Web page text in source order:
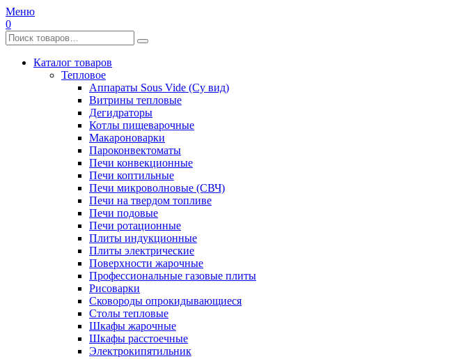
Меню
0
Каталог товаров
Тепловое
Аппараты Sous Vide (Су вид)
Витрины тепловые
Дегидраторы
Котлы пищеварочные
Макароноварки
Пароконвектоматы
Печи конвекционные
Печи коптильные
Печи микроволновые (СВЧ)
Печи на твердом топливе
Печи подовые
Печи ротационные
Плиты индукционные
Плиты электрические
Поверхности жарочные
Профессиональные газовые плиты
Рисоварки
Сковороды опрокидывающиеся
Столы тепловые
Шкафы жарочные
Шкафы расстоечные
Электрокипятильник